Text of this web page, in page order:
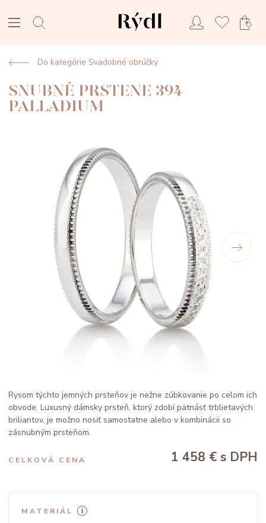
Do kategórie Svadobné obrúčky
SNUBNÉ PRSTENE 394
PALLADIUM
Rysom týchto jemných prsteňov je nežne zúbkovanie po celom ich
obvode. Luxusný dámsky prsteň, ktorý zdobí pätnásť trblietavých
briliantov, je možno nosiť samostatne alebo v kombinácii so
zásnubným prsteňom.
CELKOVÁ CENA 1 458 € s DPH
MATERIÁL